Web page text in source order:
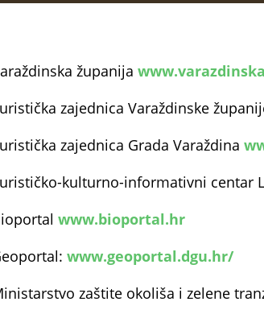
županija
zajednica Varaždinske
zajednica Grada Varaždina
kulturno-informativni centar
www.bioportal.hr
www.geoportal.dgu.hr/
zaštite okoliša i zelene